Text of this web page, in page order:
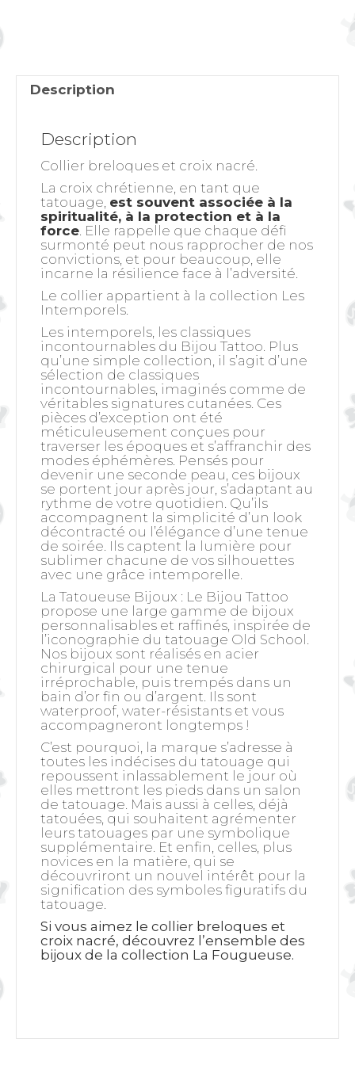
Description
Description
Collier breloques et croix nacré.
La croix chrétienne , en tant que
tatouage, est souvent associée à la
spiritualité, à la protection et à la
force . Elle rappelle que chaque défi
surmonté peut nous rapprocher de nos
convictions, et pour beaucoup, elle
incarne la résilience face à l’adversité.
Le collier appartient à la collection Les
Intemporels
Les intemporels, les classiques
incontournables du Bijou Tattoo. Plus
qu’une simple collection, il s’agit d’une
sélection de classiques
incontournables, imaginés comme de
véritables signatures cutanées. Ces
pièces d’exception ont été
méticuleusement conçues pour
traverser les époques et s’affranchir des
modes éphémères. Pensés pour
devenir une seconde peau, ces bijoux
se portent jour après jour, s’adaptant au
rythme de votre quotidien. Qu’ils
accompagnent la simplicité d’un look
décontracté ou l’élégance d’une tenue
de soirée. Ils captent la lumière pour
sublimer chacune de vos silhouettes
avec une grâce intemporelle.
La Tatoueuse Bijoux : Le Bijou Tattoo
propose une large gamme de bijoux
personnalisables et raffinés, inspirée de
l’iconographie du tatouage Old School.
Nos bijoux sont réalisés en acier
chirurgical pour une tenue
irréprochable, puis trempés dans un
bain d’or fin ou d’argent. Ils sont
waterproof, water-résistants et vous
accompagneront longtemps !
C’est pourquoi, la marque s’adresse à
toutes les indécises du tatouage qui
repoussent inlassablement le jour où
elles mettront les pieds dans un salon
de tatouage. Mais aussi à celles, déjà
tatouées, qui souhaitent agrémenter
leurs tatouages par une symbolique
supplémentaire. Et enfin, celles, plus
novices en la matière, qui se
découvriront un nouvel intérêt pour la
signification des symboles figuratifs du
tatouage.
Si vous aimez le collier breloques et
croix nacré, découvrez l’ensemble des
bijoux de la collection La Fougueuse.